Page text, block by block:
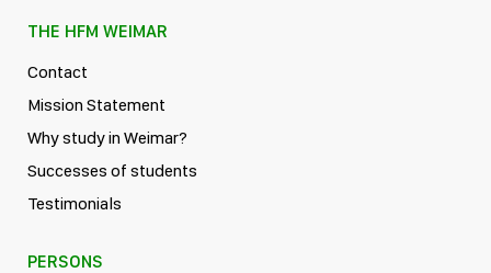
THE HFM WEIMAR
Contact
Mission Statement
Why study in Weimar?
Successes of students
Testimonials
PERSONS